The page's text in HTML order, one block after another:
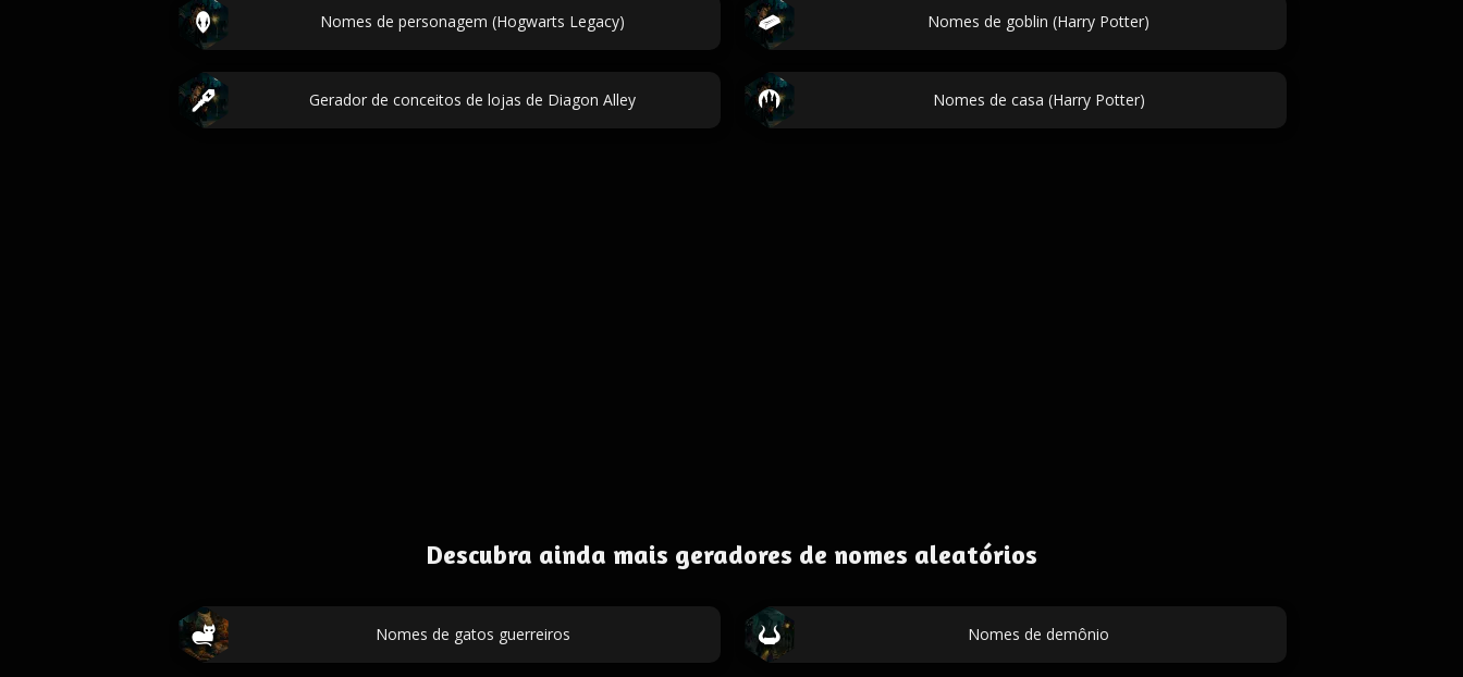
Nomes de personagem (Hogwarts Legacy) Nomes de goblin (Harry Potter)
Gerador de conceitos de lojas de Diagon Alley Nomes de casa (Harry Potter)
Descubra ainda mais geradores de nomes aleatórios
Nomes de gatos guerreiros Nomes de demônio